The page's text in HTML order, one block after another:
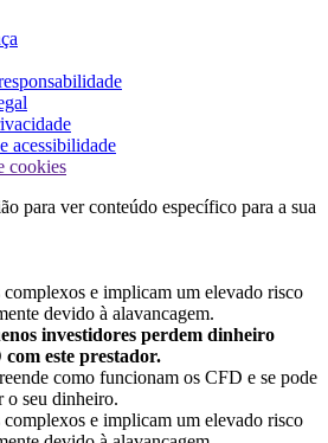
acessibilidade
cookies
para ver conteúdo específico para a sua
e implicam um elevado risco
devido à alavancagem.
investidores perdem dinheiro
este prestador.
como funcionam os CFD e se pode
o seu dinheiro.
e implicam um elevado risco